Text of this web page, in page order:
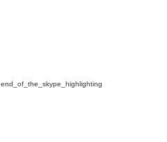
end_of_the_skype_highlighting